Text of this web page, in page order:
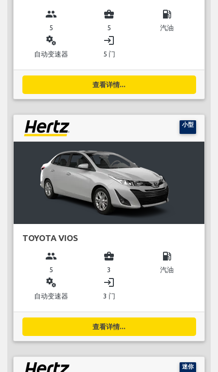
group
5
business_center
5
local_gas_station
汽油
miscellaneous_services
自动变速器
login
5 门
查看详情...
小型
TOYOTA VIOS
group
5
business_center
3
local_gas_station
汽油
miscellaneous_services
自动变速器
login
3 门
查看详情...
迷你